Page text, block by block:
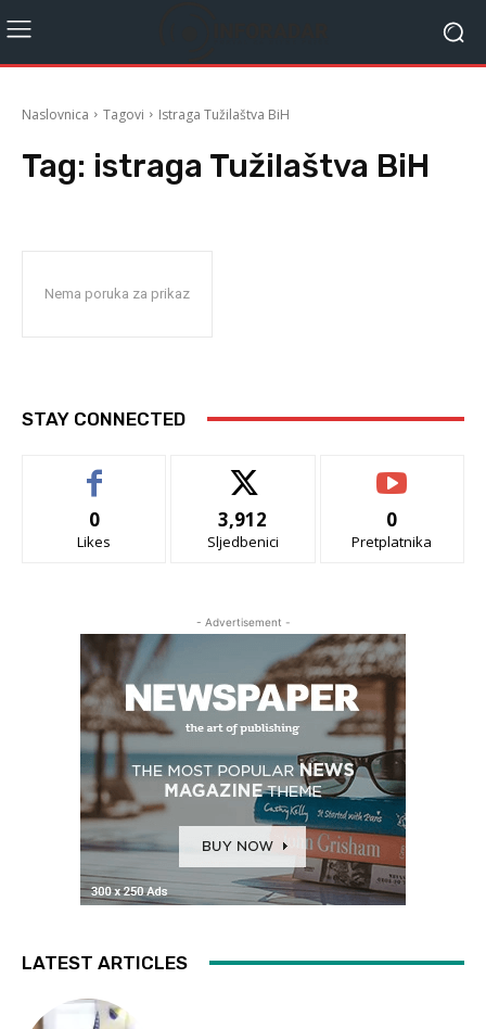
Naslovnica Tagovi Istraga Tužilaštva BiH
Tag: istraga Tužilaštva BiH
Nema poruka za prikaz
STAY CONNECTED
0
Likes
3,912
Sljedbenici
0
Pretplatnika
- Advertisement -
LATEST ARTICLES